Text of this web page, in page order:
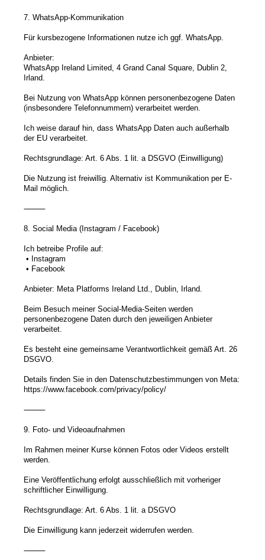
7. WhatsApp-Kommunikation
Für kursbezogene Informationen nutze ich ggf. WhatsApp.
Anbieter:
WhatsApp Ireland Limited, 4 Grand Canal Square, Dublin 2,
Irland.
Bei Nutzung von WhatsApp können personenbezogene Daten
(insbesondere Telefonnummern) verarbeitet werden.
Ich weise darauf hin, dass WhatsApp Daten auch außerhalb
der EU verarbeitet.
Rechtsgrundlage: Art. 6 Abs. 1 lit. a DSGVO (Einwilligung)
Die Nutzung ist freiwillig. Alternativ ist Kommunikation per E-
Mail möglich.
⸻
8. Social Media (Instagram / Facebook)
Ich betreibe Profile auf:
• Instagram
• Facebook
Anbieter: Meta Platforms Ireland Ltd., Dublin, Irland.
Beim Besuch meiner Social-Media-Seiten werden
personenbezogene Daten durch den jeweiligen Anbieter
verarbeitet.
Es besteht eine gemeinsame Verantwortlichkeit gemäß Art. 26
DSGVO.
Details finden Sie in den Datenschutzbestimmungen von Meta:
https://www.facebook.com/privacy/policy/
⸻
9. Foto- und Videoaufnahmen
Im Rahmen meiner Kurse können Fotos oder Videos erstellt
werden.
Eine Veröffentlichung erfolgt ausschließlich mit vorheriger
schriftlicher Einwilligung.
Rechtsgrundlage: Art. 6 Abs. 1 lit. a DSGVO
Die Einwilligung kann jederzeit widerrufen werden.
⸻